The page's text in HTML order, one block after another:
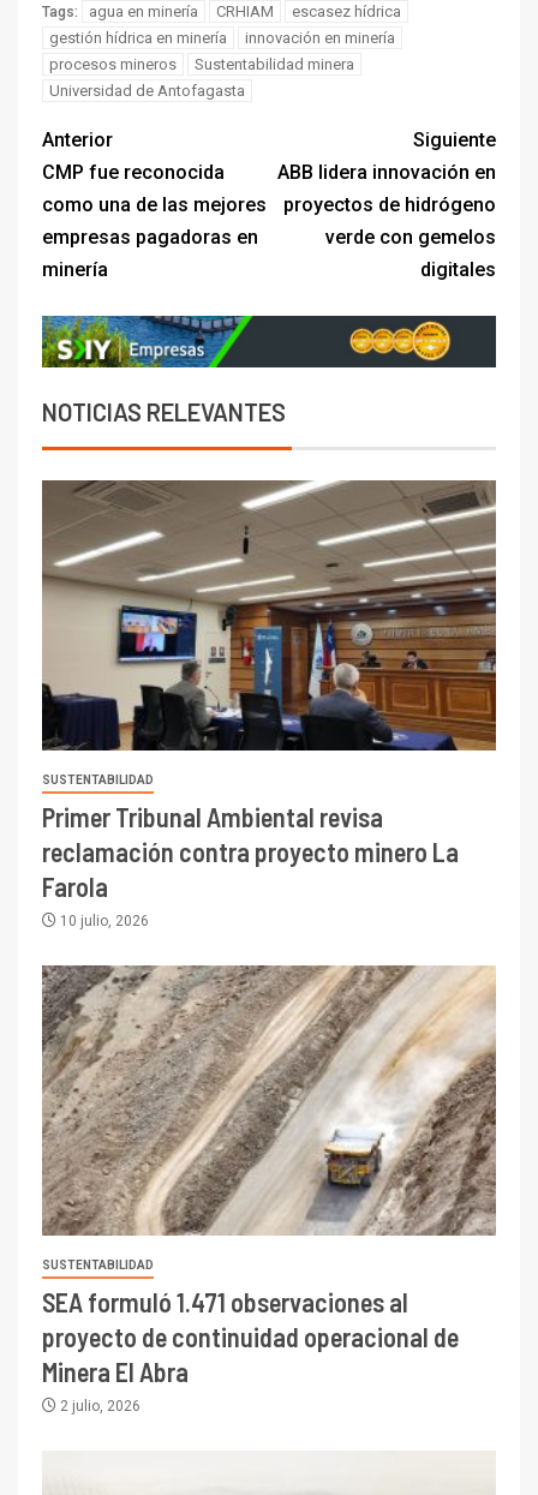
Tags: agua en minería CRHIAM
escasez hídrica
gestión hídrica en minería
innovación en minería
procesos mineros
Sustentabilidad minera
Universidad de Antofagasta
Anterior
CMP fue reconocida
como una de las mejores
empresas pagadoras en
minería
Siguiente
ABB lidera innovación en
proyectos de hidrógeno
verde con gemelos
digitales
NOTICIAS RELEVANTES
SUSTENTABILIDAD
Primer Tribunal Ambiental revisa
reclamación contra proyecto minero La
Farola
10 julio, 2026
SUSTENTABILIDAD
SEA formuló 1.471 observaciones al
proyecto de continuidad operacional de
Minera El Abra
2 julio, 2026